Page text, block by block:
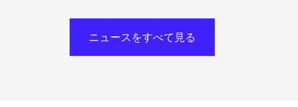
ニュースをすべて見る